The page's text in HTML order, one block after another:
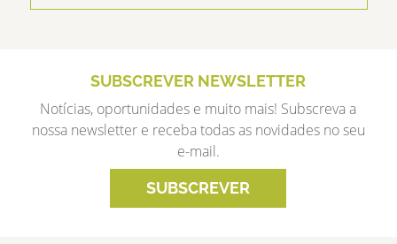
SUBSCREVER NEWSLETTER
Notícias, oportunidades e muito mais! Subscreva a
nossa newsletter e receba todas as novidades no seu
e-mail.
SUBSCREVER